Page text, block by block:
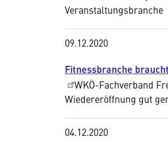
Veranstaltungsbranche
09.12.2020
Fitnessbranche
WKÖ-Fachverband
Wiedereröffnung gut
04.12.2020